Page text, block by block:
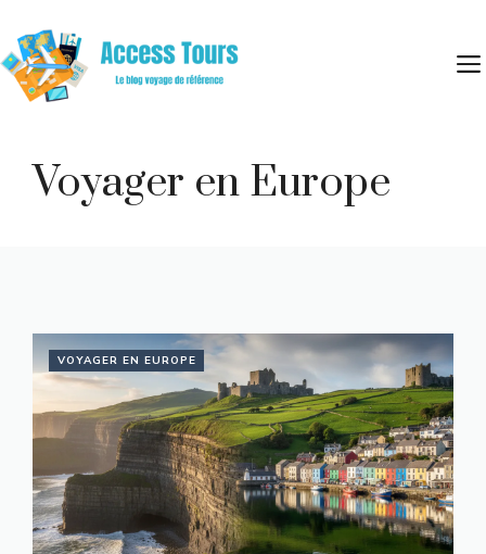
au
contenu
Voyager en Europe
VOYAGER EN EUROPE